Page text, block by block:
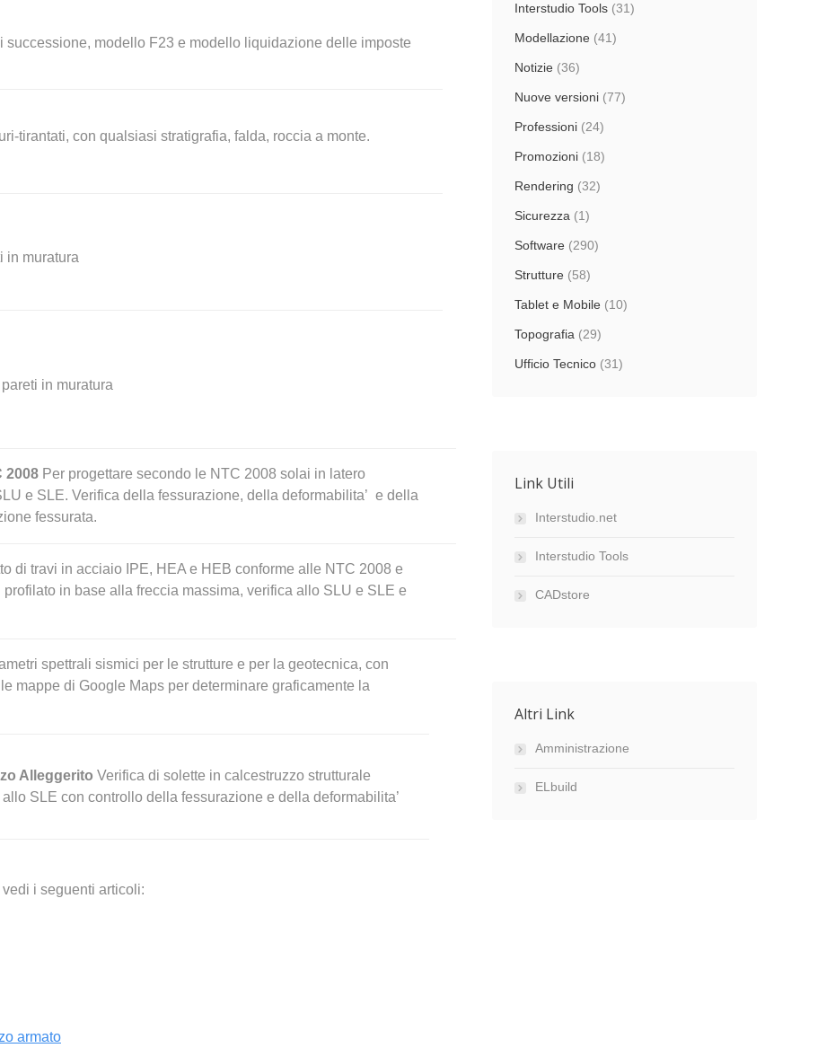
modello F23 e modello liquidazione delle imposte
tirantati, con qualsiasi stratigrafia, falda, roccia a monte.
in muratura
in muratura
2008 Per progettare secondo le NTC 2008 solai in latero
e SLE. Verifica della fessurazione, della deformabilita’ e della
fessurata.
di travi in acciaio IPE, HEA e HEB conforme alle NTC 2008 e
in base alla freccia massima, verifica allo SLU e SLE e
spettrali sismici per le strutture e per la geotecnica, con
mappe di Google Maps per determinare graficamente la
Alleggerito Verifica di solette in calcestruzzo strutturale
SLE con controllo della fessurazione e della deformabilita’
i seguenti articoli:
armato
Interstudio Tools (31)
Modellazione (41)
Notizie (36)
Nuove versioni (77)
Professioni (24)
Promozioni (18)
Rendering (32)
Sicurezza (1)
Software (290)
Strutture (58)
Tablet e Mobile (10)
Topografia (29)
Ufficio Tecnico (31)
Link Utili
Interstudio.net
Interstudio Tools
CADstore
Altri Link
Amministrazione
ELbuild